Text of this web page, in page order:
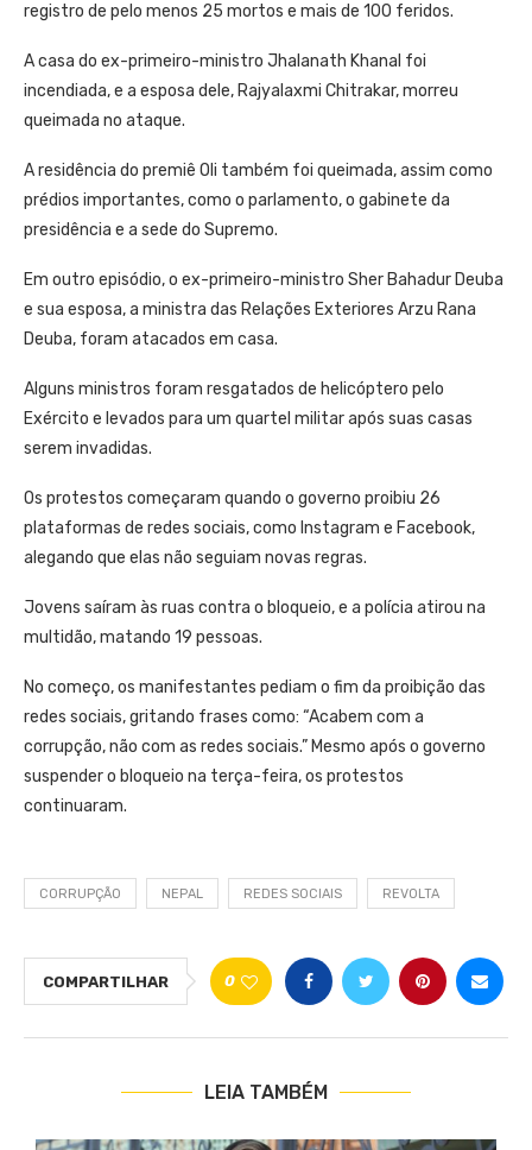
registro de pelo menos 25 mortos e mais de 100 feridos.
A casa do ex-primeiro-ministro Jhalanath Khanal foi
incendiada, e a esposa dele, Rajyalaxmi Chitrakar, morreu
queimada no ataque.
A residência do premiê Oli também foi queimada, assim como
prédios importantes, como o parlamento, o gabinete da
presidência e a sede do Supremo.
Em outro episódio, o ex-primeiro-ministro Sher Bahadur Deuba
e sua esposa, a ministra das Relações Exteriores Arzu Rana
Deuba, foram atacados em casa.
Alguns ministros foram resgatados de helicóptero pelo
Exército e levados para um quartel militar após suas casas
serem invadidas.
Os protestos começaram quando o governo proibiu 26
plataformas de redes sociais, como Instagram e Facebook,
alegando que elas não seguiam novas regras.
Jovens saíram às ruas contra o bloqueio, e a polícia atirou na
multidão, matando 19 pessoas.
No começo, os manifestantes pediam o fim da proibição das
redes sociais, gritando frases como: “Acabem com a
corrupção, não com as redes sociais.” Mesmo após o governo
suspender o bloqueio na terça-feira, os protestos
continuaram.
CORRUPÇÃO NEPAL REDES SOCIAIS REVOLTA
COMPARTILHAR 0
LEIA TAMBÉM